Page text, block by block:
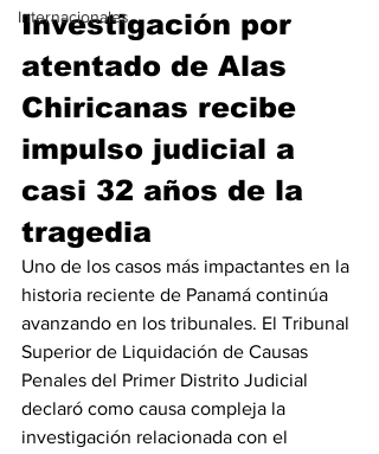
Internacionales
Investigación por
atentado de Alas
Chiricanas recibe
impulso judicial a
casi 32 años de la
tragedia
Uno de los casos más impactantes en la
historia reciente de Panamá continúa
avanzando en los tribunales. El Tribunal
Superior de Liquidación de Causas
Penales del Primer Distrito Judicial
declaró como causa compleja la
investigación relacionada con el